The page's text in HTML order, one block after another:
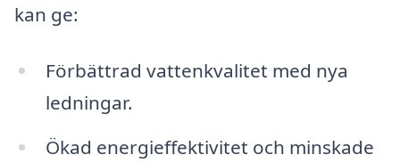
kan ge:
Förbättrad vattenkvalitet med nya
ledningar.
Ökad energieffektivitet och minskade